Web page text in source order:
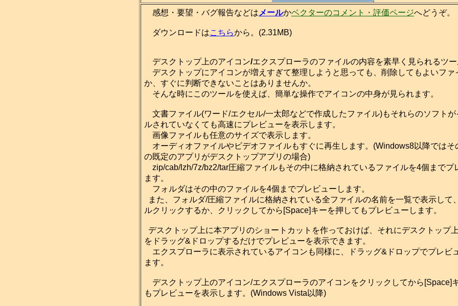
感想・要望・バグ報告などは メールかベクターのコメント・評価ページへどうぞ。
ダウンロードはこちらから。(2.31MB)
デスクトップ上のアイコン/エクスプローラのファイルの内容を素早く見られるツ
デスクトップにアイコンが増えすぎて整理しようと思っても、削除してもよいファ
か、すぐに判断できないことはありませんか。
そんな時にこのツールを使えば、簡単な操作でアイコンの中身が見られます。
文書ファイル(ワード/エクセル/一太郎などで作成したファイル)もそれらのソフトが
ルされていなくても高速にプレビューを表示します。
画像ファイルも任意のサイズで表示します。
オーディオファイルやビデオファイルもすぐに再生します。(Windows8以降ではそ
の既定のアプリがデスクトップアプリの場合)
zip/cab/lzh/7z/bz2/tar圧縮ファイルもその中に格納されているファイルを4個までプ
ます。
フォルダはその中のファイルを4個までプレビューします。
また、フォルダ/圧縮ファイルに格納されている全ファイルの名前を一覧で表示して
ルクリックするか、クリックしてから[Space]キーを押してもプレビューします。
デスクトップ上に本アプリのショートカットを作っておけば、それにデスクトップ
をドラッグ&ドロップするだけでプレビューを表示できます。
エクスプローラに表示されているアイコンも同様に、ドラッグ&ドロップでプレビ
ます。
デスクトップ上のアイコン/エクスプローラのアイコンをクリックしてから[Space]
もプレビューを表示します。(Windows Vista以降)